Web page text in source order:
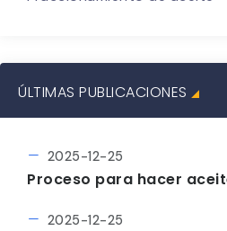
ÚLTIMAS PUBLICACIONES
2025-12-25
Proceso para hacer
2025-12-25